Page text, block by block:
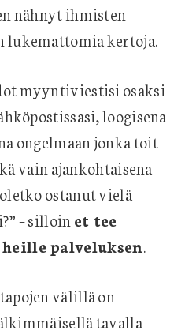
nähnyt ihmisten
lukemattomia kertoja.
myyntiviestisi osaksi
loogisena
ongelmaan jonka toit
vain ajankohtaisena
ostanut vielä
– silloin et tee
palveluksen.
välillä on
tavalla